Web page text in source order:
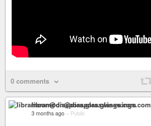
0 comments
libramoon@diaspora.glasswings.com
3 months ago – Public